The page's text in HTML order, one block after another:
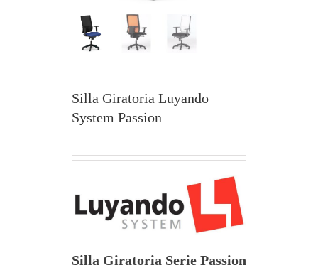
Silla Giratoria Luyando
System Passion
Silla Giratoria Serie Passion